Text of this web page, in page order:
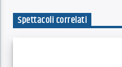
Spettacoli correlati